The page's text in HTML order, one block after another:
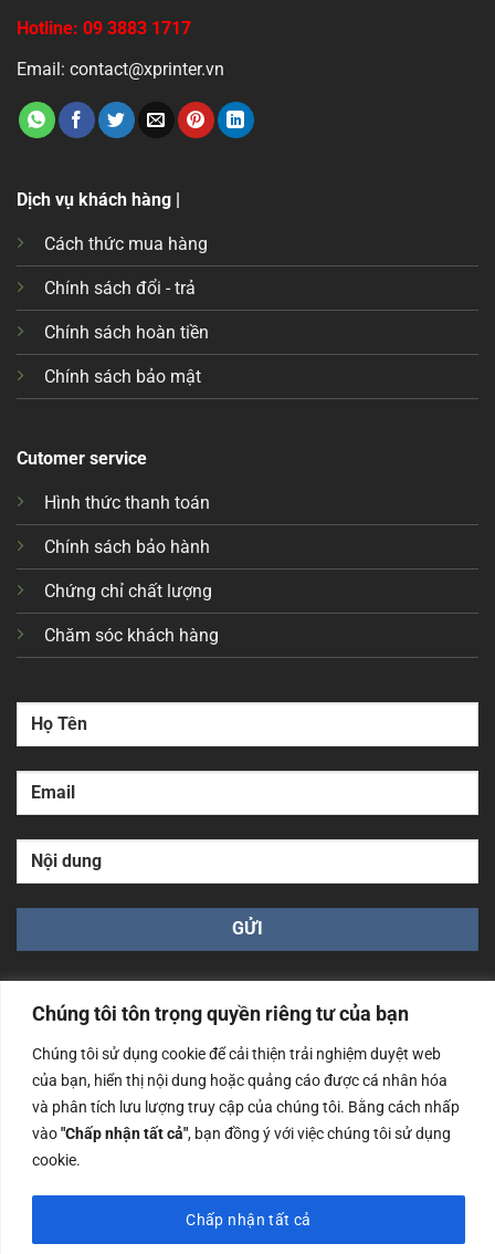
Chúng tôi tôn trọng quyền riêng tư của bạn
Chúng tôi sử dụng cookie để cải thiện trải nghiệm duyệt web
của bạn, hiển thị nội dung hoặc quảng cáo được cá nhân hóa
và phân tích lưu lượng truy cập của chúng tôi. Bằng cách nhấp
vào"Chấp nhận tất cả", bạn đồng ý với việc chúng tôi sử dụng
cookie.
Chấp nhận tất cả
Hotline: 09 3883 1717
Email: contact@xprinter.vn
Dịch vụ khách hàng |
Cách thức mua hàng
Chính sách đổi - trả
Chính sách hoàn tiền
Chính sách bảo mật
Cutomer service
Hình thức thanh toán
Chính sách bảo hành
Chứng chỉ chất lượng
Chăm sóc khách hàng
Công ty TNHH Nam Bình Xương - Số ĐKKD: 0108783483
cấp ngày 14/06/2019 bởi Sở Kế Hoạch và Đầu Tư Tp. Hà
Nội
Copyrights @2023 Nam Binh Xuong. All Rights Reserved